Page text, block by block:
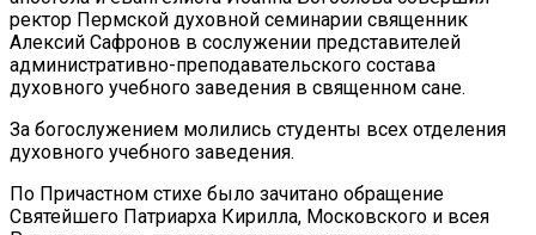
ректор Пермской духовной семинарии священник
Алексий Сафронов в сослужении представителей
административно-преподавательского состава
духовного учебного заведения в священном сане.
За богослужением молились студенты всех отделения
духовного учебного заведения.
По Причастном стихе было зачитано обращение
Святейшего Патриарха Кирилла, Московского и всея